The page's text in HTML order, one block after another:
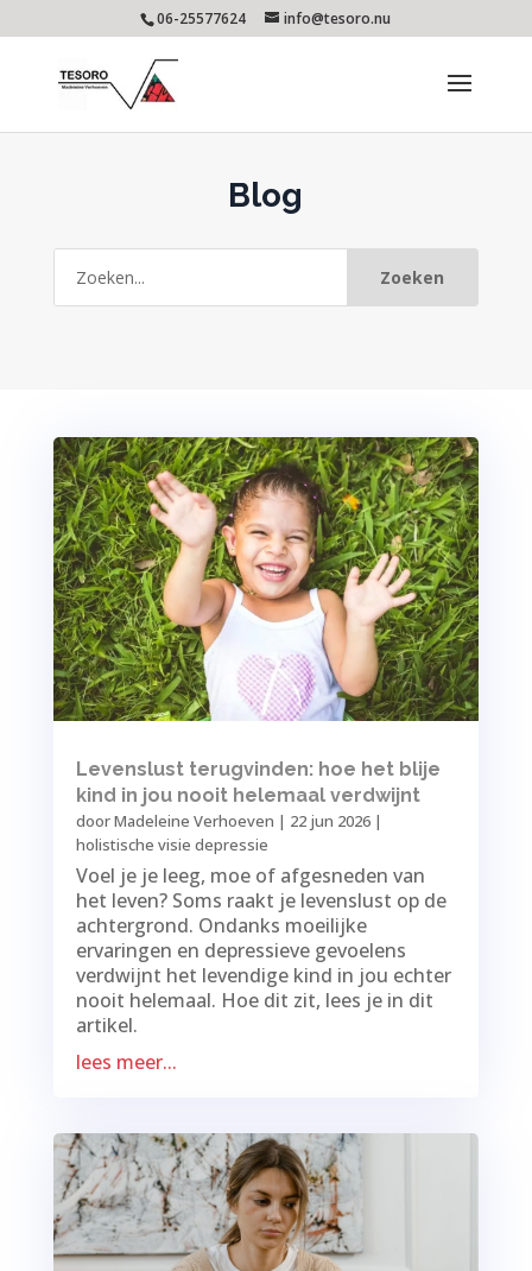
06-25577624 info@tesoro.nu
Blog
Levenslust terugvinden: hoe het blije
kind in jou nooit helemaal verdwijnt
doorMadeleine Verhoeven | 22 jun 2026|
holistische visie depressie
Voel je je leeg, moe of afgesneden van
het leven? Soms raakt je levenslust op de
achtergrond. Ondanks moeilijke
ervaringen en depressieve gevoelens
verdwijnt het levendige kind in jou echter
nooit helemaal. Hoe dit zit, lees je in dit
artikel.
lees meer...